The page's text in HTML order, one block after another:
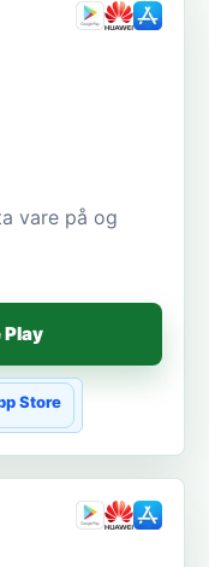
vare på og
Play
Store